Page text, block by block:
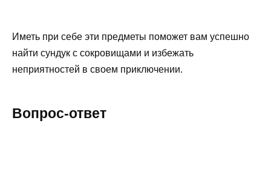
Иметь при себе эти предметы поможет вам успешно
найти сундук с сокровищами и избежать
неприятностей в своем приключении.
Вопрос-ответ